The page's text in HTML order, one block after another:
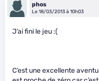
phos
Le 18/03/2013 à 10h03
J’ai fini le jeu :(
C’est une excellente